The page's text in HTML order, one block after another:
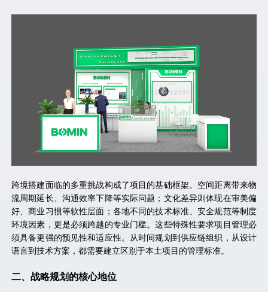
跨境搭建面临的多重挑战构成了项目的基础框架。空间距离带来物
流周期延长、沟通效率下降等实际问题；文化差异则体现在审美偏
好、商业习惯等软性层面；各地不同的技术标准、安全规范等制度
环境因素，更是必须跨越的专业门槛。这些特殊性要求项目管理必
须具备更强的预见性和适应性。从时间规划到供应链组织，从设计
语言到技术方案，都需要建立区别于本土项目的管理标准。
二、 战略规划的核心地位